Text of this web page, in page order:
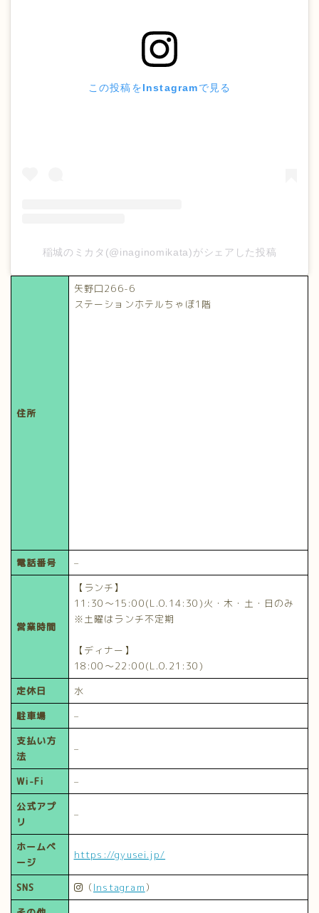
この投稿をInstagramで見る
稲城のミカタ(@inaginomikata)がシェアした投稿
住所
矢野口266-6
ステーションホテルちゃぼ1階
電話番号 –
営業時間
【ランチ】
11:30～15:00(L.O.14:30)火・木・土・日のみ
※土曜はランチ不定期
【ディナー】
18:00～22:00(L.O.21:30)
定休日
水
駐車場
–
支払い方
法
–
Wi-Fi
–
公式アプ
リ
–
ホームペ
ージ
https://gyusei.jp/
SNS （Instagram）